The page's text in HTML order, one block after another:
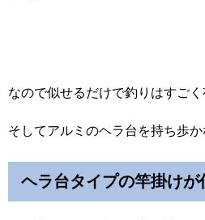
なので似せるだけで釣りはすごく
そしてアルミのヘラ台を持ち歩か
ヘラ台タイプの竿掛け